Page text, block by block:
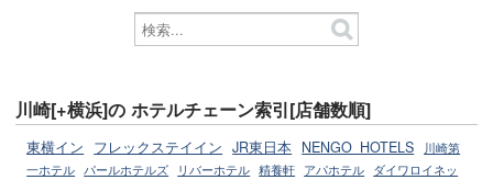
川崎[+横浜]の ホテルチェーン索引[店舗数順]
東横イン フレックステイイン JR東日本 NENGO_HOTELS
川崎第
一ホテル パールホテルズ リバーホテル 精養軒 アパホテル ダイワロイネッ